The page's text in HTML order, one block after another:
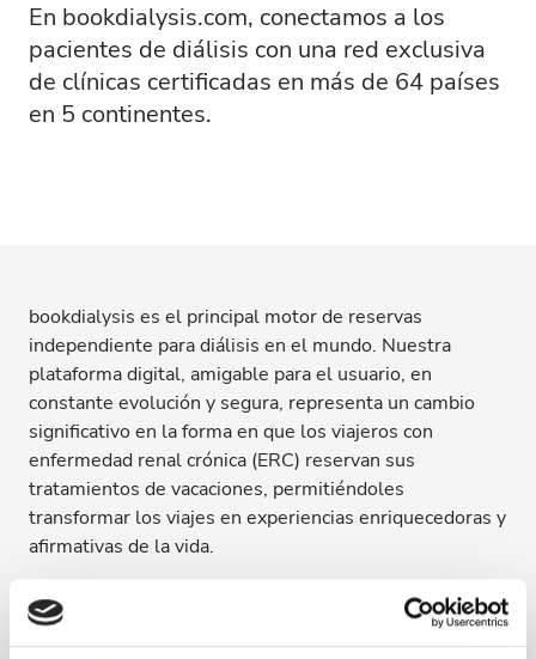
En bookdialysis.com, conectamos a los
pacientes de diálisis con una red exclusiva
de clínicas certificadas en más de 64 países
en 5 continentes.
bookdialysis es el principal motor de reservas
independiente para diálisis en el mundo. Nuestra
plataforma digital, amigable para el usuario, en
constante evolución y segura, representa un cambio
significativo en la forma en que los viajeros con
enfermedad renal crónica (ERC) reservan sus
tratamientos de vacaciones, permitiéndoles
transformar los viajes en experiencias enriquecedoras y
afirmativas de la vida.
Desde su establecimiento en 2017, bookdialysis se ha
convertido en el motor de reservas en línea preferido
por los viajeros con ERC, así como en un socio de